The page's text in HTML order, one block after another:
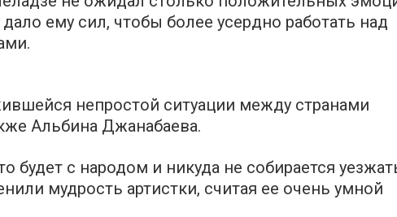
дало ему сил, чтобы более усердно работать над
непростой ситуации между странами
Альбина Джанабаева.
будет с народом и никуда не собирается
мудрость артистки, считая ее очень умной